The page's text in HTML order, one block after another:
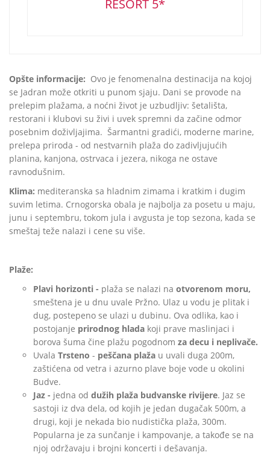
RESORT 5*
Opšte informacije: Ovo je fenomenalna destinacija na kojoj
se Jadran može otkriti u punom sjaju. Dani se provode na
prelepim plažama, a noćni život je uzbudljiv: šetališta,
restorani i klubovi su živi i uvek spremni da začine odmor
posebnim doživljajima. Šarmantni gradići, moderne marine,
prelepa priroda - od nestvarnih plaža do zadivljujućih
planina, kanjona, ostrvaca i jezera, nikoga ne ostave
ravnodušnim.
Klima: mediteranska sa hladnim zimama i kratkim i dugim
suvim letima. Crnogorska obala je najbolja za posetu u maju,
junu i septembru, tokom jula i avgusta je top sezona, kada se
smeštaj teže nalazi i cene su više.
Plaže:
Plavi horizonti - plaža se nalazi na otvorenom moru,
smeštena je u dnu uvale Pržno. Ulaz u vodu je plitak i
dug, postepeno se ulazi u dubinu. Ova odlika, kao i
postojanje prirodnog hlada koji prave maslinjaci i
borova šuma čine plažu pogodnom za decu i neplivače.
Uvala Trsteno - peščana plaža u uvali duga 200m,
zaštićena od vetra i azurno plave boje vode u okolini
Budve.
Jaz - jedna od dužih plaža budvanske rivijere. Jaz se
sastoji iz dva dela, od kojih je jedan dugačak 500m, a
drugi, koji je nekada bio nudistička plaža, 300m.
Popularna je za sunčanje i kampovanje, a takođe se na
njoj održavaju i brojni koncerti i dešavanja.